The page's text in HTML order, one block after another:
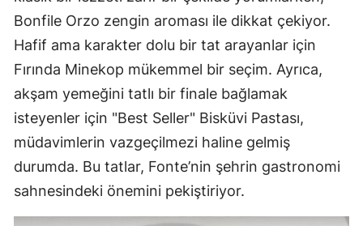
Bonfile Orzo zengin aroması ile dikkat çekiyor.
Hafif ama karakter dolu bir tat arayanlar için
Fırında Minekop mükemmel bir seçim. Ayrıca,
akşam yemeğini tatlı bir finale bağlamak
isteyenler için "Best Seller" Bisküvi Pastası,
müdavimlerin vazgeçilmezi haline gelmiş
durumda. Bu tatlar, Fonte’nin şehrin gastronomi
sahnesindeki önemini pekiştiriyor.